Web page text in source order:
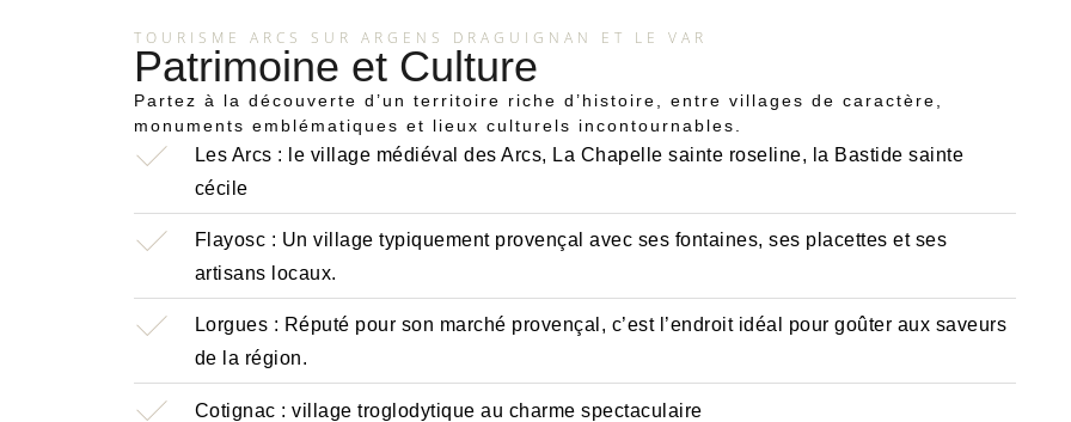
TOURISME ARCS SUR ARGENS DRAGUIGNAN ET LE VAR
Patrimoine et Culture
Partez à la découverte d’un territoire riche d’histoire, entre villages de caractère,
monuments emblématiques et lieux culturels incontournables.
Les Arcs : le village médiéval des Arcs, La Chapelle sainte roseline, la Bastide sainte
cécile
Flayosc : Un village typiquement provençal avec ses fontaines, ses placettes et ses
artisans locaux.
Lorgues : Réputé pour son marché provençal, c’est l’endroit idéal pour goûter aux saveurs
de la région.
Cotignac : village troglodytique au charme spectaculaire